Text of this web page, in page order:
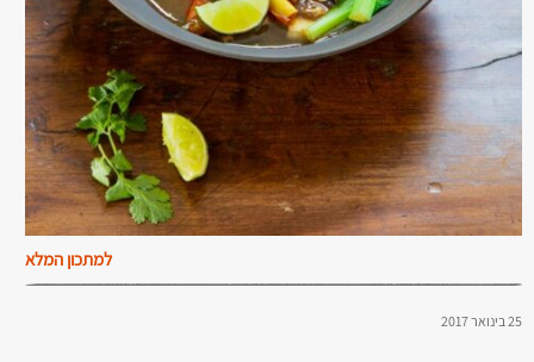
למתכון המלא
25 בינואר 2017